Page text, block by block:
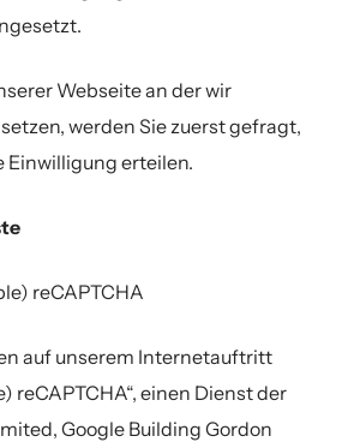
Webseite an der wir
werden Sie zuerst gefragt,
Einwilligung erteilen.
reCAPTCHA
auf unserem Internetauftritt
reCAPTCHA“, einen Dienst der
Google Building Gordon